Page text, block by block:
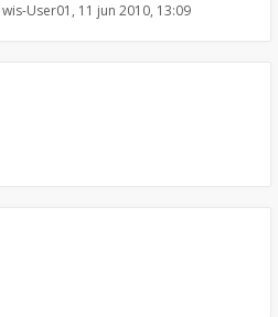
wis-User01 , 11 jun 2010, 13:09